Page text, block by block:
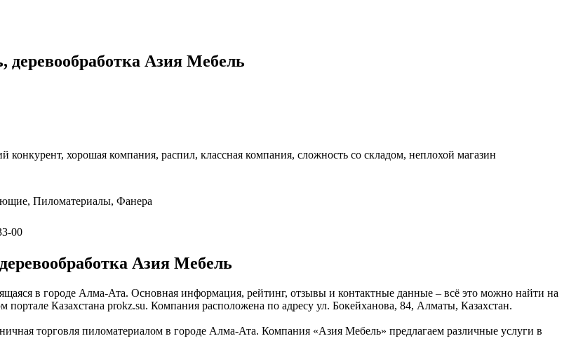
Азия Мебель
хорошая компания, распил, классная компания, сложность со складом, неплохой магазин
Пиломатериалы, Фанера
00
Азия Мебель
в городе Алма-Ата. Основная информация, рейтинг, отзывы и контактные данные – всё это можно найти на
Казахстана prokz.su. Компания расположена по адресу ул. Бокейханова, 84, Алматы, Казахстан.
торговля пиломатериалом в городе Алма-Ата. Компания «Азия Мебель» предлагаем различные услуги в